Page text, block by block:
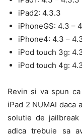
iPad2: 4.3.3
iPhoneGS: 4.3 –
iPhone4: 4.3 –
iPod touch 3g:
iPod touch 4g:
Revin si va spun
iPad 2 NUMAI daca
solutie de
adica trebuie sa